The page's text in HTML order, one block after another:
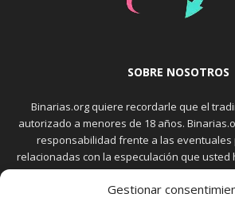
Gestionar
SOBRE NOSOTROS
Binarias.org quiere recordarle que el
autorizado a menores de 18 años.
responsabilidad frente a las
relacionadas con la especulación que usted
El trading en el mercado de opciones
elevados. Usted debe conocer y aceptar